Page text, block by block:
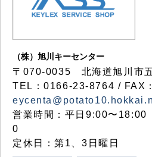
（株）旭川キーセンター
〒070-0035 北海道旭川市
TEL：0166-23-8764 / FAX
営業時間：平日9:00〜
0
定休日：第1、3日曜日